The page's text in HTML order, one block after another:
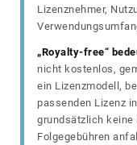
Lizenznehmer,
„Royalty-free“
nicht kostenlos,
ein Lizenzmodell,
passenden Lizenz
grundsätzlich keine
Folgegebühren